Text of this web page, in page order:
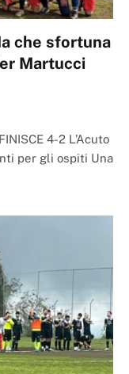
che sfortuna
Martucci
4-2 L’Acuto
per gli ospiti Una